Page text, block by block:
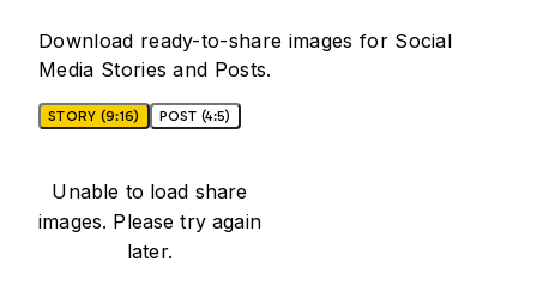
Download ready-to-share images for Social
Media Stories and Posts.
STORY (9:16) POST (4:5)
Unable to load share
images. Please try again
later.